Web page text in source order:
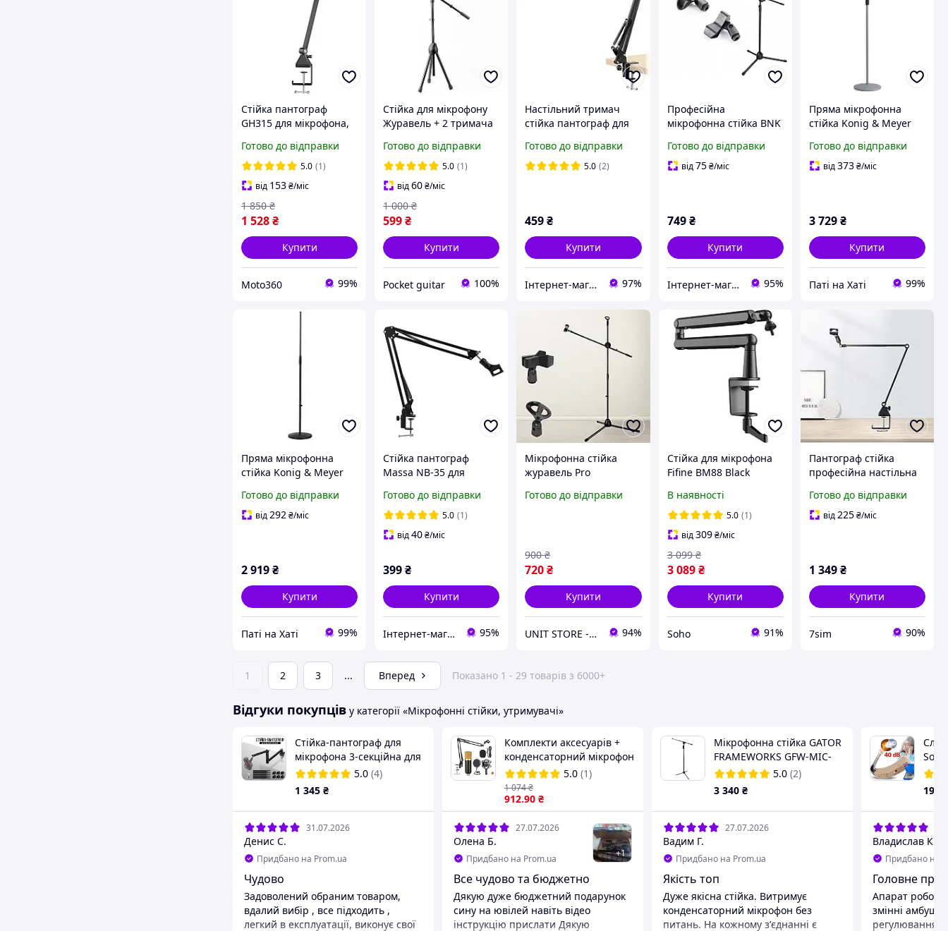
Стійка пантограф
GH315 для мікрофона,
Готово до відправки
5.0 (1)
від 153₴/міс
1 528₴
1 850 ₴
Купити
Moto360 99%
Стійка для мікрофону
Журавель + 2 тримача
Готово до відправки
5.0 (1)
від60₴/міс
599₴
1 000 ₴
Купити
Pocket guitar 100%
Настільний тримач
стійка пантограф для
(NB35PH)
Готово до відправки
5.0 (2)
459₴
Купити
Інтернет-магазин "4buy" 97%
Професійна
мікрофонна стійка BNK
журавель на 2
мікрофона)
Готово до відправки
від75 ₴/міс
749 ₴
Купити
Інтернет-магазин smartmiks.com.ua 95%
Пряма мікрофонна
стійка Konig & Meyer
Готово до відправки
від373₴/міс
3 729₴
Купити
Паті на Хаті 99%
Пряма мікрофонна
стійка Konig & Meyer
Готово до відправки
від292₴/міс
2 919₴
Купити
Паті на Хаті 99%
Стійка пантограф
Massa NB-35 для
тримач для мікрофона
Готово до відправки
5.0 (1)
від40₴/міс
399₴
Купити
Інтернет-магазин smartmiks.com.ua 95%
Мікрофонна стійка
журавель Pro
штатив тринога з
Готово до відправки
720₴
900 ₴
Купити
UNIT STORE - інтернет-магазин для всієї родини 94%
Стійка для мікрофона
Fifine BM88 Black
В наявності
5.0 (1)
від309 ₴/міс
3 089 ₴
3 099 ₴
Купити
Soho 91%
Пантограф стійка
професійна настільна
посилена чорна
металева для дому і
Готово до відправки
від225₴/міс
1 349₴
Купити
7sim 90%
1 2 3 ... Вперед Показано 1 - 29 товарів з 6000+
Відгуки покупців у категорії «Мікрофонні стійки, утримувачі»
Стійка-пантограф для
мікрофона 3-секційна для
Blue Yeti / HyperX / Fifine /
Samson Black
5.0 (4)
1 345 ₴
31.07.2026
Денис С.
Придбано на Prom.ua
Чудово
Задоволений обраним товаром,
вдалий вибір , все підходить ,
легкий в експлуатації, виконує свої
Комплекти аксесуарів +
конденсаторний мікрофон
5.0 (1)
912.90 ₴
1 074₴
27.07.2026
Олена Б.
Придбано на Prom.ua +1
Все чудово та бюджетно
Дякую дуже бюджетний подарунок
сину на ювілей навіть відео
інструкцію прислати Дякую
Мікрофонна стійка GATOR
FRAMEWORKS GFW-MIC-
2120
5.0 (2)
3 340 ₴
27.07.2026
Вадим Г.
Придбано на Prom.ua
Якість топ
Дуже якісна стійка. Витримує
конденсаторний мікрофон без
питань. На кожному зʼєднанні є
199
Владислав К.
Придбано на
Головне
Апарат
змінні
регулювання